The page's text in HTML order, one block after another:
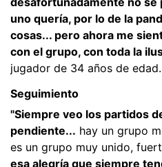
uno quería, por lo de la
cosas... pero ahora me
con el grupo, con toda la
jugador de 34 años de edad.
Seguimiento
"Siempre veo los partidos
pendiente... hay un grupo
es un grupo muy unido,
esa alegría que siempre